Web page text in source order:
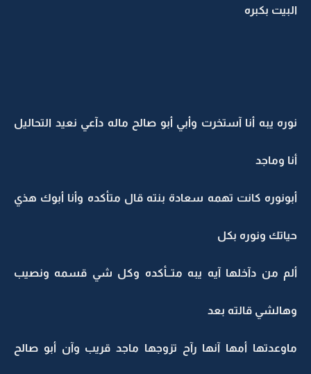
البيت بكبره
نوره يبه أنا آستخرت وأبي أبو صالح ماله دآعي نعيد التحاليل
أنا وماجد
أبونوره كانت تهمه سعادة بنته قال متأكده وأنا أبوك هذي
حياتك ونوره بكل
ألم من دآخلها آيه يبه متــأكده وكل شي قسمه ونصيب
وهالشي قالته بعد
ماوعدتها أمها آنها رآح تزوجها ماجد قريب وآن أبو صالح